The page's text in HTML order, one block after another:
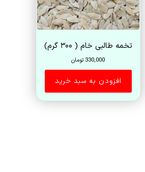
تخمه طالبی خام ( ۳۰۰ گرم)
330,000 تومان
افزودن به سبد خرید